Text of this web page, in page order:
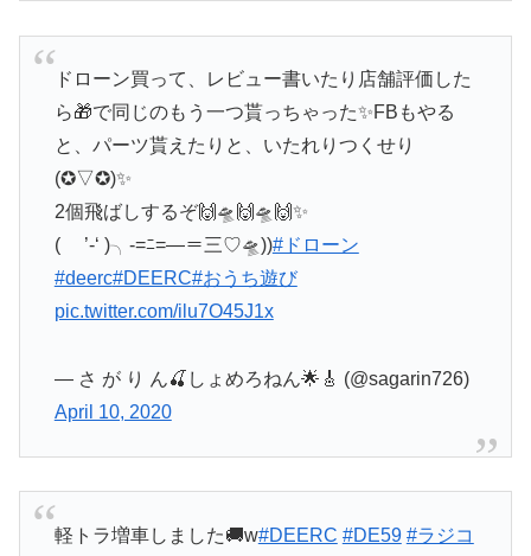
ドローン買って、レビュー書いたり店舗評価した
ら🎁で同じのもう一つ貰っちゃった✨FBもやる
と、パーツ貰えたりと、いたれりつくせり
(✪▽✪)✨
2個飛ばしするぞ🙌🛸🙌🛸🙌✨
( ’-‘ )╮-=ﾆ=―＝三♡🛸))#ドローン
#deerc#DEERC#おうち遊び
pic.twitter.com/ilu7O45J1x
— さ が り ん🍒しょめろねん🌟🎸 (@sagarin726)
April 10, 2020
軽トラ増車しました🚚w#DEERC #DE59 #ラジコ